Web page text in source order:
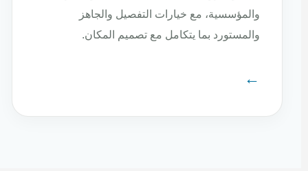
والمؤسسية، مع خيارات التفصيل والجاهز
والمستورد بما يتكامل مع تصميم المكان.
←